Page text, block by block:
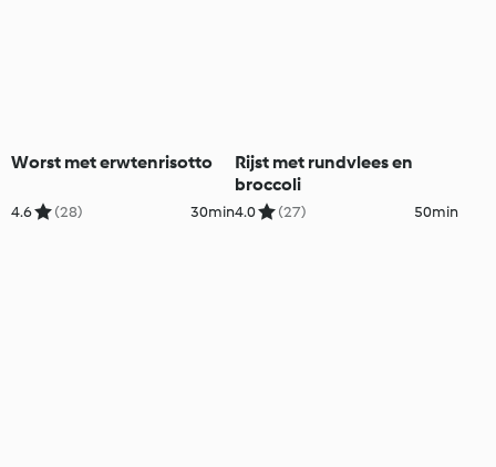
Worst met erwtenrisotto
4.6 (28) 30min
Rijst met rundvlees en
broccoli
4.0 (27) 50min